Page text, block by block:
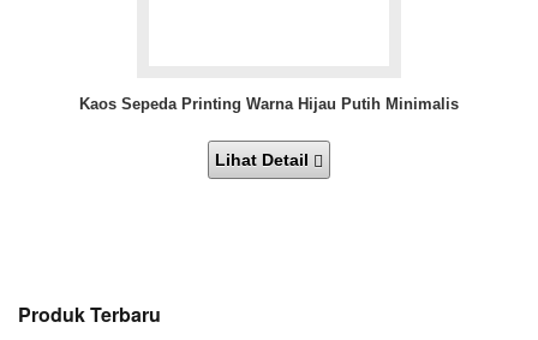
Kaos Sepeda Printing Warna Hijau Putih Minimalis
Lihat Detail
Produk Terbaru